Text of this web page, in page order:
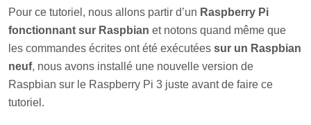
Pour ce tutoriel, nous allons partir d’un Raspberry Pi
fonctionnant sur Raspbian et notons quand même que
les commandes écrites ont été exécutées sur un Raspbian
neuf, nous avons installé une nouvelle version de
Raspbian sur le Raspberry Pi 3 juste avant de faire ce
tutoriel.